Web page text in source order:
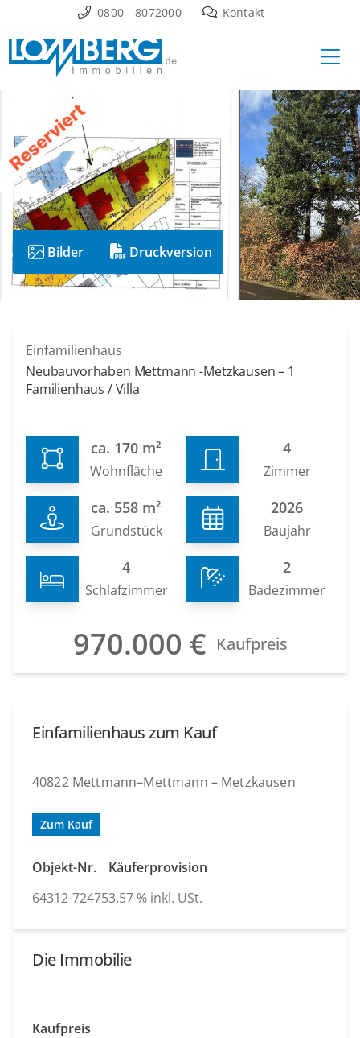
Inhalt
springen
0800 - 8072000 Kontakt
Bilder Druckversion
Einfamilienhaus
Neubauvorhaben Mettmann -Metzkausen – 1
Familienhaus / Villa
ca. 170 m²
Wohnfläche
4
Zimmer
ca. 558 m²
Grundstück
2026
Baujahr
4
Schlafzimmer
2
Badezimmer
970.000 € Kaufpreis
Einfamilienhaus zum Kauf
40822 Mettmann–Mettmann – Metzkausen
Zum Kauf
Objekt-Nr.
64312-72475
Käuferprovision
3.57 % inkl. USt.
Die Immobilie
Kaufpreis